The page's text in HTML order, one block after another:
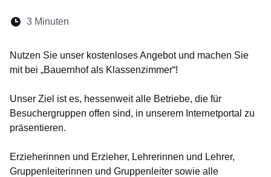
Lesedauer:
3 Minuten
Nutzen Sie unser kostenloses Angebot und machen Sie
mit bei „Bauernhof als Klassenzimmer“!
Unser Ziel ist es, hessenweit alle Betriebe, die für
Besuchergruppen offen sind, in unserem Internetportal zu
präsentieren.
Erzieherinnen und Erzieher, Lehrerinnen und Lehrer,
Gruppenleiterinnen und Gruppenleiter sowie alle